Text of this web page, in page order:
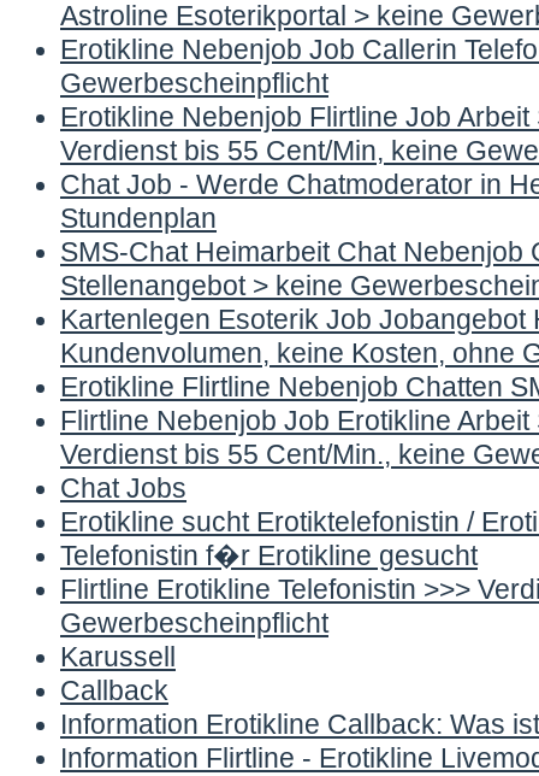
Astroline Esoterikportal > keine
Erotikline Nebenjob Job Callerin
Gewerbescheinpflicht
Erotikline Nebenjob Flirtline Job
Verdienst bis 55 Cent/Min, keine
Chat Job - Werde Chatmoderator in
Stundenplan
SMS-Chat Heimarbeit Chat
Stellenangebot > keine
Kartenlegen Esoterik Job
Kundenvolumen, keine Kosten, ohne
Erotikline Flirtline Nebenjob Chatten
Flirtline Nebenjob Job Erotikline
Verdienst bis 55 Cent/Min., keine
Chat Jobs
Erotikline sucht Erotiktelefonistin /
Telefonistin f�r Erotikline gesucht
Flirtline Erotikline Telefonistin >>>
Gewerbescheinpflicht
Karussell
Callback
Information Erotikline Callback: Was
Information Flirtline - Erotikline